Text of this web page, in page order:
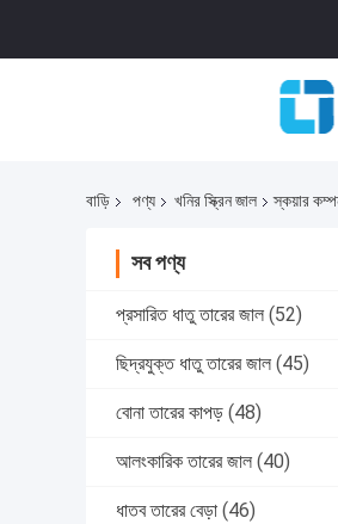
বাড়ি পণ্য খনির স্ক্রিন জাল স্কয়ার
সব পণ্য
প্রসারিত ধাতু তারের জাল (52)
ছিদ্রযুক্ত ধাতু তারের জাল (45)
বোনা তারের কাপড় (48)
আলংকারিক তারের জাল (40)
ধাতব তারের বেড়া (46)